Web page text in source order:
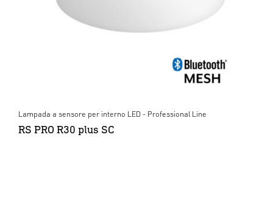
Lampada a sensore per interno LED - Professional Line
RS PRO R30 plus SC